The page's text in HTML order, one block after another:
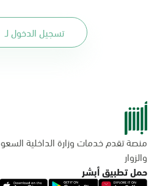
تسجيل الدخول لـ
منصة تقدم خدمات وزارة الداخلية
والزوار
حمل تطبيق أبشر